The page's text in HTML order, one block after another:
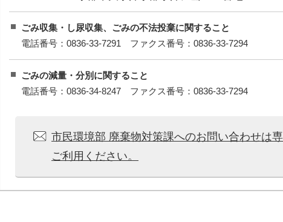
ごみ収集・し尿収集、ごみの不法投棄に関すること
電話番号：0836-33-7291 ファクス番号：0836-33-7294
ごみの減量・分別に関すること
電話番号：0836-34-8247 ファクス番号：0836-33-7294
市民環境部 廃棄物対策課へのお問い合わせは
ご利用ください。